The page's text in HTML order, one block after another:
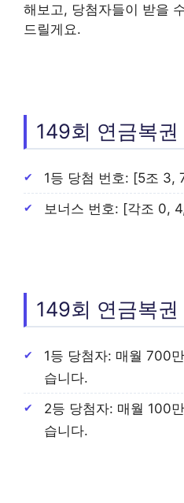
해보고, 당첨자들이 받을
드릴게요.
149회 연금복권
1등 당첨 번호: [5조 3,
보너스 번호: [각조 0,
149회 연금복
1등 당첨자: 매월 700
습니다.
2등 당첨자: 매월 100
습니다.